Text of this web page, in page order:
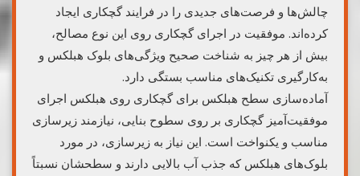
چالش‌ها و فرصت‌های جدیدی را در فرایند گچکاری ایجاد
کرده‌اند. موفقیت در اجرای گچکاری روی این نوع مصالح،
بیش از هر چیز به شناخت صحیح ویژگی‌های بلوک هبلکس و
به‌کارگیری تکنیک‌های مناسب بستگی دارد.
آماده‌سازی سطح هبلکس برای گچکاری روی هبلکس اجرای
موفقیت‌آمیز گچکاری بر روی سطوح بنایی، نیازمند زیرسازی
مناسب و یکنواخت است. این نیاز به زیرسازی، در مورد
بلوک‌های هبلکس که جذب آب بالایی دارند و سطحشان نسبتاً